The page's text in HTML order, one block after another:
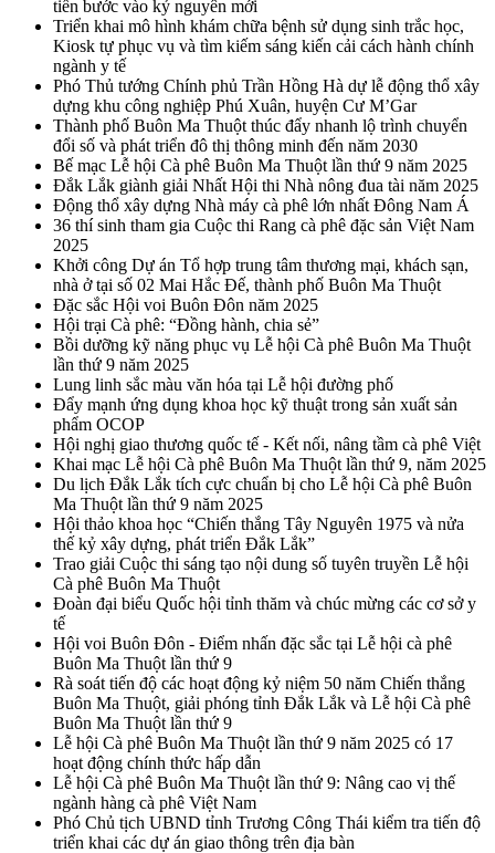
tiến bước vào kỷ nguyên mới
Triển khai mô hình khám chữa bệnh sử dụng sinh trắc học,
Kiosk tự phục vụ và tìm kiếm sáng kiến cải cách hành chính
ngành y tế
Phó Thủ tướng Chính phủ Trần Hồng Hà dự lễ động thổ xây
dựng khu công nghiệp Phú Xuân, huyện Cư M’Gar
Thành phố Buôn Ma Thuột thúc đẩy nhanh lộ trình chuyển
đổi số và phát triển đô thị thông minh đến năm 2030
Bế mạc Lễ hội Cà phê Buôn Ma Thuột lần thứ 9 năm 2025
Đắk Lắk giành giải Nhất Hội thi Nhà nông đua tài năm 2025
Động thổ xây dựng Nhà máy cà phê lớn nhất Đông Nam Á
36 thí sinh tham gia Cuộc thi Rang cà phê đặc sản Việt Nam
2025
Khởi công Dự án Tổ hợp trung tâm thương mại, khách sạn,
nhà ở tại số 02 Mai Hắc Đế, thành phố Buôn Ma Thuột
Đặc sắc Hội voi Buôn Đôn năm 2025
Hội trại Cà phê: “Đồng hành, chia sẻ”
Bồi dưỡng kỹ năng phục vụ Lễ hội Cà phê Buôn Ma Thuột
lần thứ 9 năm 2025
Lung linh sắc màu văn hóa tại Lễ hội đường phố
Đẩy mạnh ứng dụng khoa học kỹ thuật trong sản xuất sản
phẩm OCOP
Hội nghị giao thương quốc tế - Kết nối, nâng tầm cà phê Việt
Khai mạc Lễ hội Cà phê Buôn Ma Thuột lần thứ 9, năm 2025
Du lịch Đắk Lắk tích cực chuẩn bị cho Lễ hội Cà phê Buôn
Ma Thuột lần thứ 9 năm 2025
Hội thảo khoa học “Chiến thắng Tây Nguyên 1975 và nửa
thế kỷ xây dựng, phát triển Đắk Lắk”
Trao giải Cuộc thi sáng tạo nội dung số tuyên truyền Lễ hội
Cà phê Buôn Ma Thuột
Đoàn đại biểu Quốc hội tỉnh thăm và chúc mừng các cơ sở y
tế
Hội voi Buôn Đôn - Điểm nhấn đặc sắc tại Lễ hội cà phê
Buôn Ma Thuột lần thứ 9
Rà soát tiến độ các hoạt động kỷ niệm 50 năm Chiến thắng
Buôn Ma Thuột, giải phóng tỉnh Đắk Lắk và Lễ hội Cà phê
Buôn Ma Thuột lần thứ 9
Lễ hội Cà phê Buôn Ma Thuột lần thứ 9 năm 2025 có 17
hoạt động chính thức hấp dẫn
Lễ hội Cà phê Buôn Ma Thuột lần thứ 9: Nâng cao vị thế
ngành hàng cà phê Việt Nam
Phó Chủ tịch UBND tỉnh Trương Công Thái kiểm tra tiến độ
triển khai các dự án giao thông trên địa bàn